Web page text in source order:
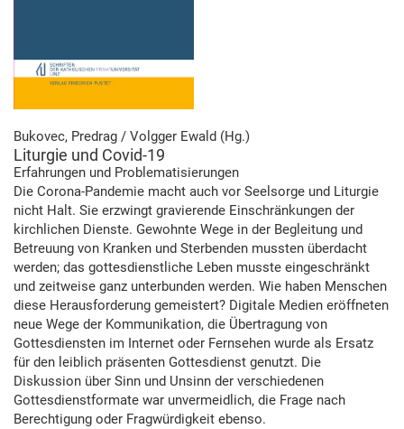
Bukovec, Predrag / Volgger Ewald (Hg.)
Liturgie und Covid-19
Erfahrungen und Problematisierungen
Die Corona-Pandemie macht auch vor Seelsorge und Liturgie
nicht Halt. Sie erzwingt gravierende Einschränkungen der
kirchlichen Dienste. Gewohnte Wege in der Begleitung und
Betreuung von Kranken und Sterbenden mussten überdacht
werden; das gottesdienstliche Leben musste eingeschränkt
und zeitweise ganz unterbunden werden. Wie haben Menschen
diese Herausforderung gemeistert? Digitale Medien eröffneten
neue Wege der Kommunikation, die Übertragung von
Gottesdiensten im Internet oder Fernsehen wurde als Ersatz
für den leiblich präsenten Gottesdienst genutzt. Die
Diskussion über Sinn und Unsinn der verschiedenen
Gottesdienstformate war unvermeidlich, die Frage nach
Berechtigung oder Fragwürdigkeit ebenso.